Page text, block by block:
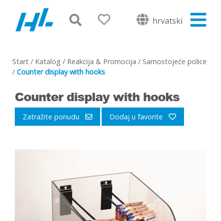
hrvatski
Start / Katalog / Reakcija & Promocija / Samostojeće police
/ Counter display with hooks
Counter display with hooks
Zatražite ponudu Dodaj u favorite